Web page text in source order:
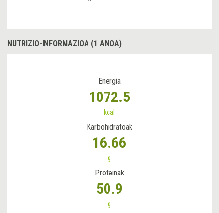
NUTRIZIO-INFORMAZIOA (1 ANOA)
Energia
1072.5
kcal
Karbohidratoak
16.66
g
Proteinak
50.9
g